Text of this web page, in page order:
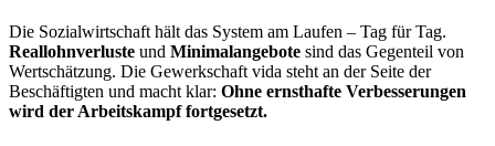
Die Sozialwirtschaft hält das System am Laufen – Tag für Tag.
Reallohnverluste und Minimalangebote sind das Gegenteil von
Wertschätzung. Die Gewerkschaft vida steht an der Seite der
Beschäftigten und macht klar: Ohne ernsthafte Verbesserungen
wird der Arbeitskampf fortgesetzt.